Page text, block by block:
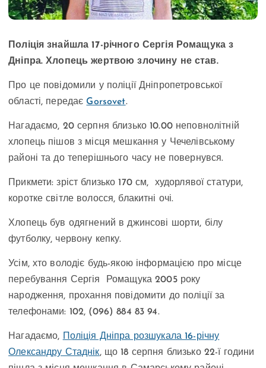
Поліція знайшла 17-річного Сергія Ромащука з
Дніпра. Хлопець жертвою злочину не став.
Про це повідомили у поліції Дніпропетровської
області, передає Gorsovet.
Нагадаємо, 20 серпня близько 10.00 неповнолітній
хлопець пішов з місця мешкання у Чечелівському
районі та до теперішнього часу не повернувся.
Прикмети: зріст близько 170 см, худорлявої статури,
коротке світле волосся, блакитні очі.
Хлопець був одягнений в джинсові шорти, білу
футболку, червону кепку.
Усім, хто володіє будь-якою інформацією про місце
перебування Сергія Ромащука 2005 року
народження, прохання повідомити до поліції за
телефонами: 102, (096) 884 83 94.
Нагадаємо, Поліція Дніпра розшукала 16-річну
Олександру Стаднік, що 18 серпня близько 22-ї години